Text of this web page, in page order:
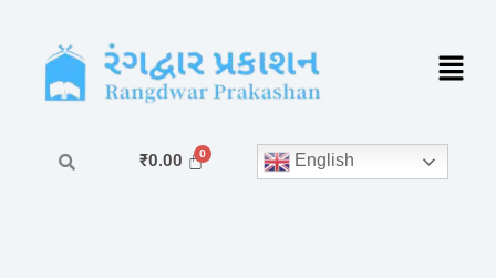
content
₹0.00 English